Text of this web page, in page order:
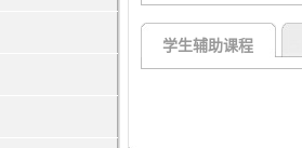
学生辅助课程